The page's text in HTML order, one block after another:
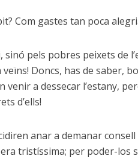
Com gastes tan poca
pels pobres peixets de
veïns! Doncs, has de saber,
a dessecar l’estany,
d’ells!
anar a demanar consell
tristíssima; per poder-los